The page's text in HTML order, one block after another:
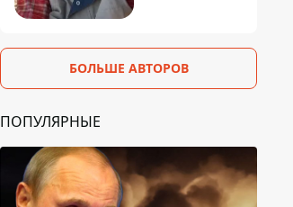
БОЛЬШЕ АВТОРОВ
ПОПУЛЯРНЫЕ